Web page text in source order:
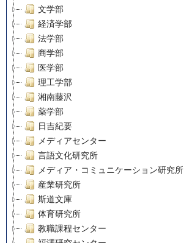
文学部
経済学部
法学部
商学部
医学部
理工学部
湘南藤沢
薬学部
日吉紀要
メディアセンター
言語文化研究所
メディア・コミュニケーション研究所
産業研究所
斯道文庫
体育研究所
教職課程センター